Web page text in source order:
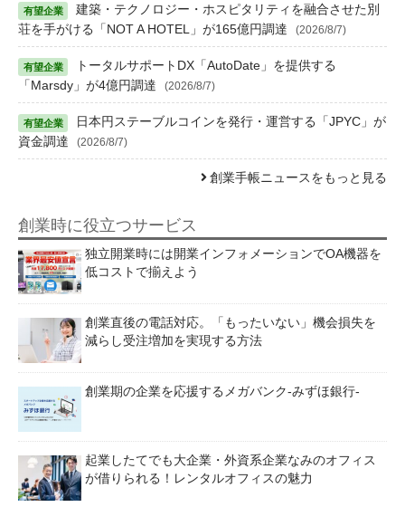
建築・テクノロジー・ホスピタリティを融合させた別
荘を手がける「NOT A HOTEL」が165億円調達
(2026/8/7)
トータルサポートDX「AutoDate」を提供する
「Marsdy」が4億円調達
(2026/8/7)
日本円ステーブルコインを発行・運営する「JPYC」が
資金調達
(2026/8/7)
創業手帳ニュースをもっと見る
創業時に役立つサービス
独立開業時には開業インフォメーションでOA機器を
低コストで揃えよう
創業直後の電話対応。「もったいない」機会損失を
減らし受注増加を実現する方法
創業期の企業を応援するメガバンク-みずほ銀行-
起業したてでも大企業・外資系企業なみのオフィス
が借りられる！レンタルオフィスの魅力